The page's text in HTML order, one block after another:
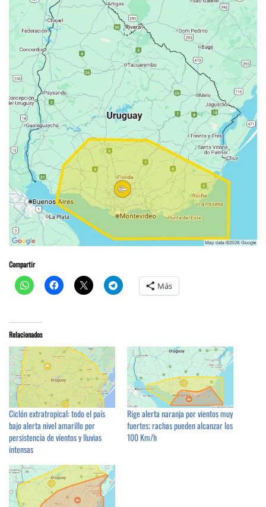
Compartir
Más
Relacionados
Ciclón extratropical: todo el país
bajo alerta nivel amarillo por
persistencia de vientos y lluvias
intensas
Rige alerta naranja por vientos muy
fuertes; rachas pueden alcanzar los
100 Km/h